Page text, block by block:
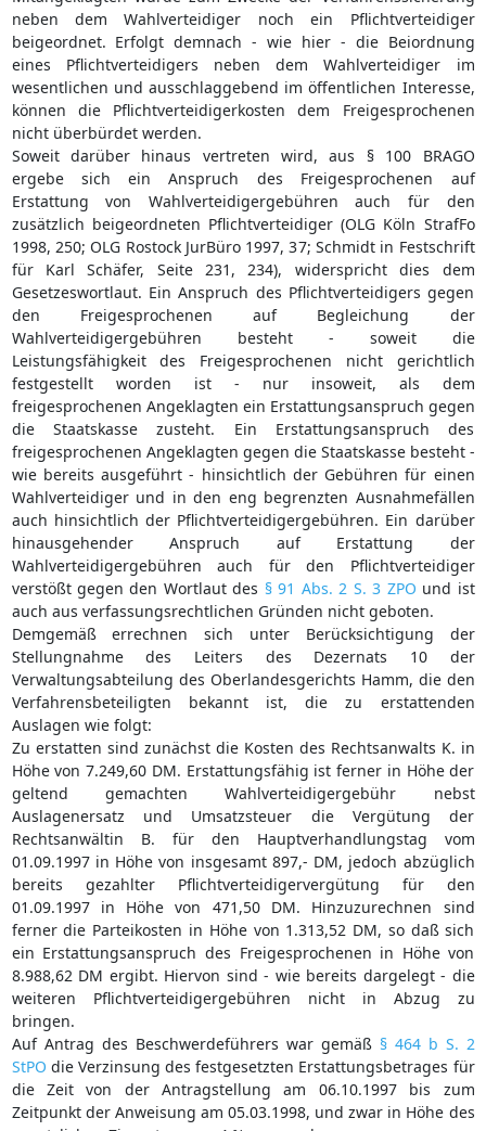
neben dem Wahlverteidiger noch ein Pflichtverteidiger
beigeordnet. Erfolgt demnach - wie hier - die Beiordnung
eines Pflichtverteidigers neben dem Wahlverteidiger im
wesentlichen und ausschlaggebend im öffentlichen Interesse,
können die Pflichtverteidigerkosten dem Freigesprochenen
nicht überbürdet werden.
Soweit darüber hinaus vertreten wird, aus § 100 BRAGO
ergebe sich ein Anspruch des Freigesprochenen auf
Erstattung von Wahlverteidigergebühren auch für den
zusätzlich beigeordneten Pflichtverteidiger (OLG Köln StrafFo
1998, 250; OLG Rostock JurBüro 1997, 37; Schmidt in Festschrift
für Karl Schäfer, Seite 231, 234), widerspricht dies dem
Gesetzeswortlaut. Ein Anspruch des Pflichtverteidigers gegen
den Freigesprochenen auf Begleichung der
Wahlverteidigergebühren besteht - soweit die
Leistungsfähigkeit des Freigesprochenen nicht gerichtlich
festgestellt worden ist - nur insoweit, als dem
freigesprochenen Angeklagten ein Erstattungsanspruch gegen
die Staatskasse zusteht. Ein Erstattungsanspruch des
freigesprochenen Angeklagten gegen die Staatskasse besteht -
wie bereits ausgeführt - hinsichtlich der Gebühren für einen
Wahlverteidiger und in den eng begrenzten Ausnahmefällen
auch hinsichtlich der Pflichtverteidigergebühren. Ein darüber
hinausgehender Anspruch auf Erstattung der
Wahlverteidigergebühren auch für den Pflichtverteidiger
verstößt gegen den Wortlaut des § 91 Abs. 2 S. 3 ZPO und ist
auch aus verfassungsrechtlichen Gründen nicht geboten.
Demgemäß errechnen sich unter Berücksichtigung der
Stellungnahme des Leiters des Dezernats 10 der
Verwaltungsabteilung des Oberlandesgerichts Hamm, die den
Verfahrensbeteiligten bekannt ist, die zu erstattenden
Auslagen wie folgt:
Zu erstatten sind zunächst die Kosten des Rechtsanwalts K. in
Höhe von 7.249,60 DM. Erstattungsfähig ist ferner in Höhe der
geltend gemachten Wahlverteidigergebühr nebst
Auslagenersatz und Umsatzsteuer die Vergütung der
Rechtsanwältin B. für den Hauptverhandlungstag vom
01.09.1997 in Höhe von insgesamt 897,- DM, jedoch abzüglich
bereits gezahlter Pflichtverteidigervergütung für den
01.09.1997 in Höhe von 471,50 DM. Hinzuzurechnen sind
ferner die Parteikosten in Höhe von 1.313,52 DM, so daß sich
ein Erstattungsanspruch des Freigesprochenen in Höhe von
8.988,62 DM ergibt. Hiervon sind - wie bereits dargelegt - die
weiteren Pflichtverteidigergebühren nicht in Abzug zu
bringen.
Auf Antrag des Beschwerdeführers war gemäß § 464 b S. 2
StPO die Verzinsung des festgesetzten Erstattungsbetrages für
die Zeit von der Antragstellung am 06.10.1997 bis zum
Zeitpunkt der Anweisung am 05.03.1998, und zwar in Höhe des